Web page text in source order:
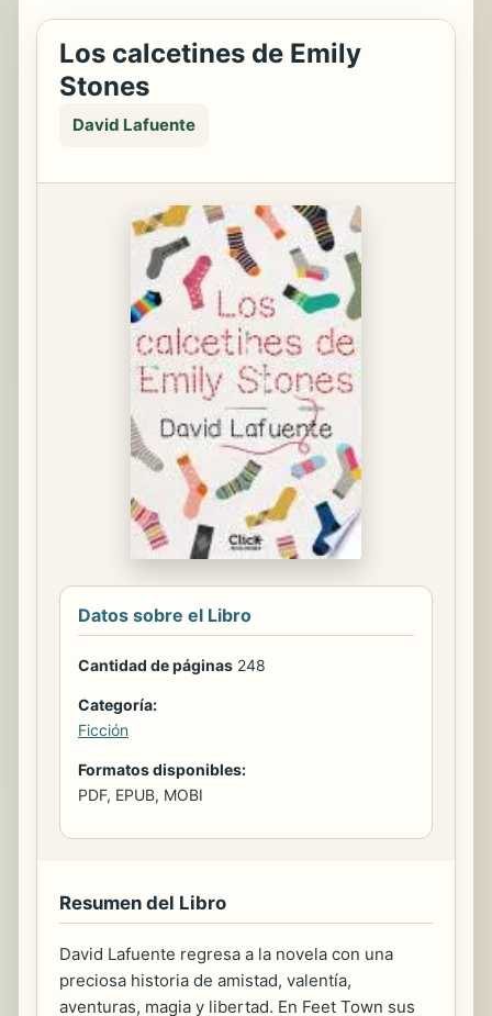
Los calcetines de Emily
Stones
David Lafuente
Datos sobre el Libro
Cantidad de páginas 248
Categoría:
Ficción
Formatos disponibles:
PDF, EPUB, MOBI
Resumen del Libro
David Lafuente regresa a la novela con una
preciosa historia de amistad, valentía,
aventuras, magia y libertad. En Feet Town sus